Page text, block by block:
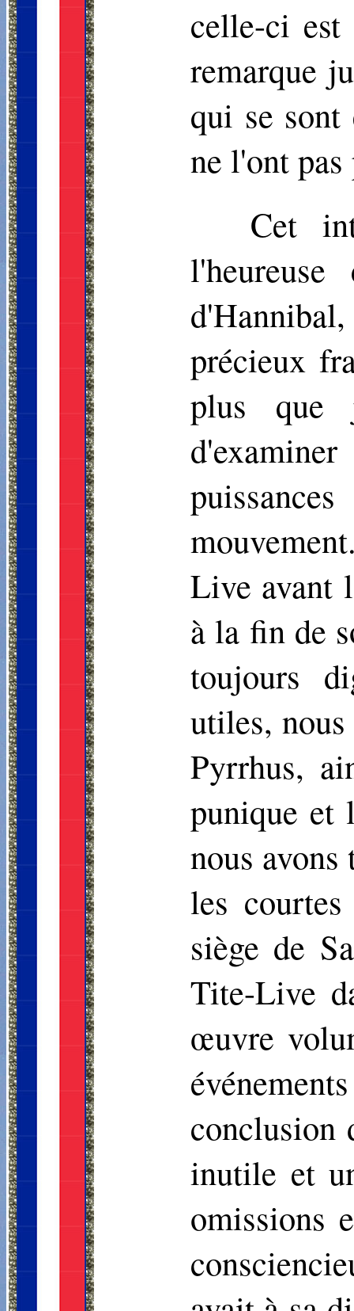
celle-ci
remarque
qui se
ne l'ont
Cet
précieux
plus que
Live avant
à la fin de
toujours
utiles,
Pyrrhus,
punique et
nous
les
siège de
Tite-Live
œuvre
conclusion
inutile et
omissions